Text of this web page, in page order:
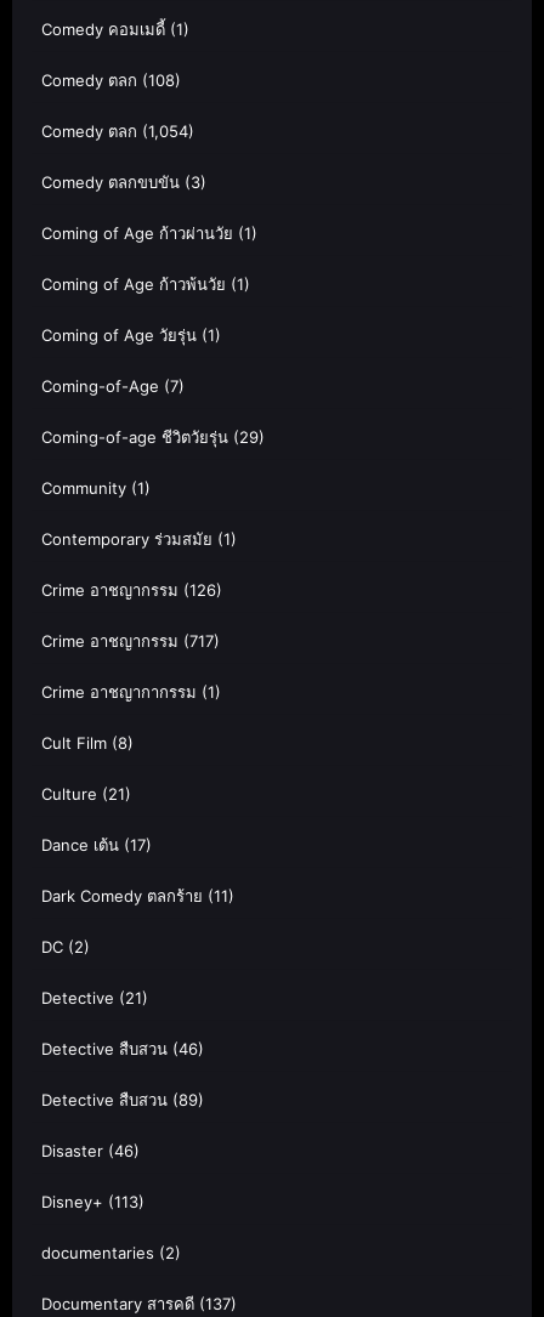
Comedy คอมเมดี้ (1)
Comedy ตลก (108)
Comedy ตลก (1,054)
Comedy ตลกขบขัน (3)
Coming of Age ก้าวผ่านวัย (1)
Coming of Age ก้าวพ้นวัย (1)
Coming of Age วัยรุ่น (1)
Coming-of-Age (7)
Coming-of-age ชีวิตวัยรุ่น (29)
Community (1)
Contemporary ร่วมสมัย (1)
Crime อาชญากรรม (126)
Crime อาชญากรรม (717)
Crime อาชญากากรรม (1)
Cult Film (8)
Culture (21)
Dance เต้น (17)
Dark Comedy ตลกร้าย (11)
DC (2)
Detective (21)
Detective สืบสวน (46)
Detective สืบสวน (89)
Disaster (46)
Disney+ (113)
documentaries (2)
Documentary สารคดี (137)